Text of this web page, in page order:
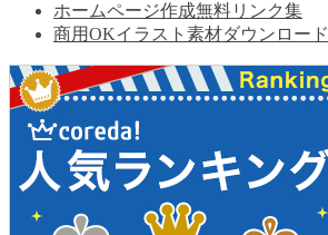
ホームページ作成無料リンク集
商用OKイラスト素材ダウンロード